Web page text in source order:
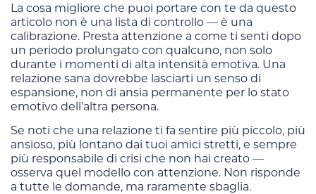
La cosa migliore che puoi portare con te da questo
articolo non è una lista di controllo — è una
calibrazione. Presta attenzione a come ti senti dopo
un periodo prolungato con qualcuno, non solo
durante i momenti di alta intensità emotiva. Una
relazione sana dovrebbe lasciarti un senso di
espansione, non di ansia permanente per lo stato
emotivo dell’altra persona.
Se noti che una relazione ti fa sentire più piccolo, più
ansioso, più lontano dai tuoi amici stretti, e sempre
più responsabile di crisi che non hai creato —
osserva quel modello con attenzione. Non risponde
a tutte le domande, ma raramente sbaglia.